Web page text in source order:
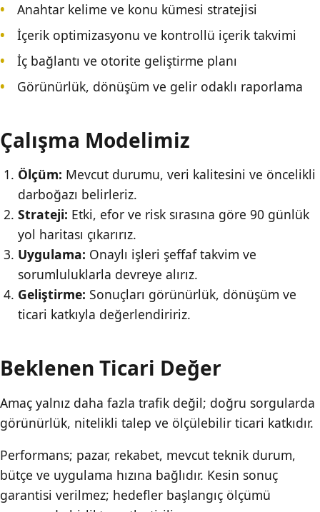
Anahtar kelime ve konu kümesi stratejisi
İçerik optimizasyonu ve kontrollü içerik takvimi
İç bağlantı ve otorite geliştirme planı
Görünürlük, dönüşüm ve gelir odaklı raporlama
Çalışma Modelimiz
Ölçüm: Mevcut durumu, veri kalitesini ve öncelikli
darboğazı belirleriz.
Strateji: Etki, efor ve risk sırasına göre 90 günlük
yol haritası çıkarırız.
Uygulama: Onaylı işleri şeffaf takvim ve
sorumluluklarla devreye alırız.
Geliştirme: Sonuçları görünürlük, dönüşüm ve
ticari katkıyla değerlendiririz.
Beklenen Ticari Değer
Amaç yalnız daha fazla trafik değil; doğru sorgularda
görünürlük, nitelikli talep ve ölçülebilir ticari katkıdır.
Performans; pazar, rekabet, mevcut teknik durum,
bütçe ve uygulama hızına bağlıdır. Kesin sonuç
garantisi verilmez; hedefler başlangıç ölçümü